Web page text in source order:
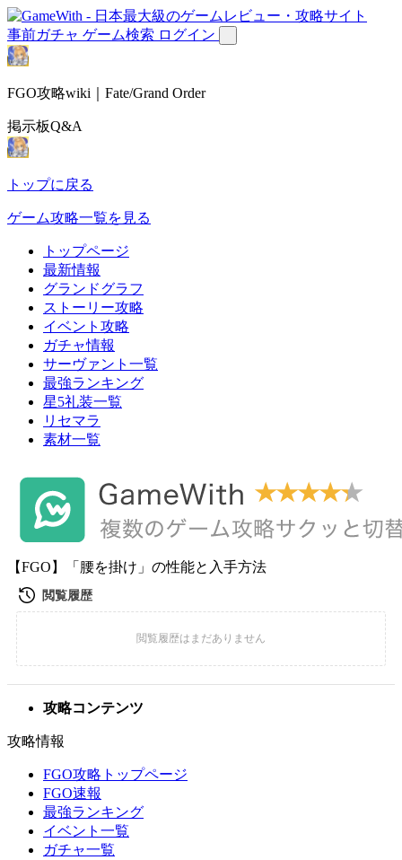
事前ガチャ ゲーム検索 ログイン
FGO攻略wiki｜Fate/Grand Order
掲示板Q&A
トップに戻る
ゲーム攻略一覧を見る
トップページ
最新情報
グランドグラフ
ストーリー攻略
イベント攻略
ガチャ情報
サーヴァント一覧
最強ランキング
星5礼装一覧
リセマラ
素材一覧
【FGO】「腰を掛け」の性能と入手方法
攻略コンテンツ
攻略情報
FGO攻略トップページ
FGO速報
最強ランキング
イベント一覧
ガチャ一覧